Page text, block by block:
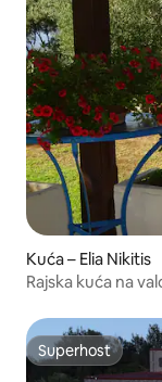
Kuća – Elia Nikitis
Rajska kuća na
Superhost
Superhost